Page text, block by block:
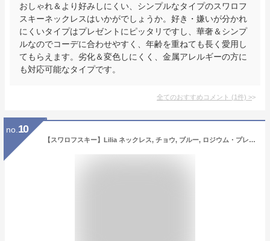
おしゃれ＆より好みしにくい、シンプルなタイプのスワロフ
スキーネックレスはいかがでしょうか。好き・嫌いが分かれ
にくいタイプはプレゼントにピッタリですし、華奢＆シンプ
ルなのでコーデに合わせやすく、年齢を重ねても長く愛用し
てもらえます。劣化＆変色しにくく、金属アレルギーの方に
も対応可能なタイプです。
全てのおすすめコメント (1件) >
no. 10
【スワロフスキー】Lilia ネックレス, チョウ, ブルー, ロジウム・プレーティング[正規輸入品]